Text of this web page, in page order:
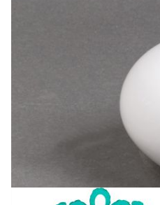
Похожие